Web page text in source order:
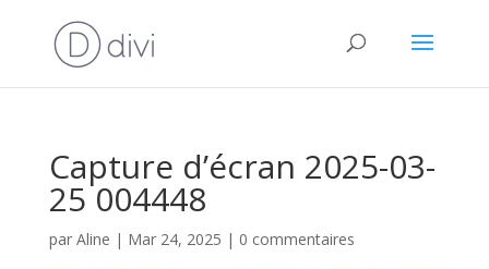
Capture d’écran 2025-03-
25 004448
par Aline | Mar 24, 2025 | 0 commentaires